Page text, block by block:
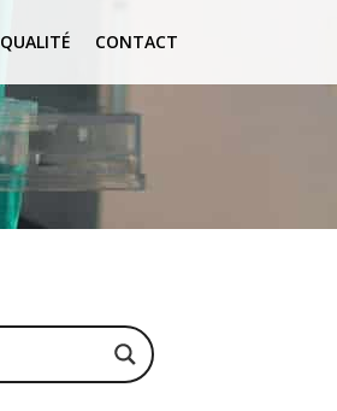
QUALITÉ CONTACT